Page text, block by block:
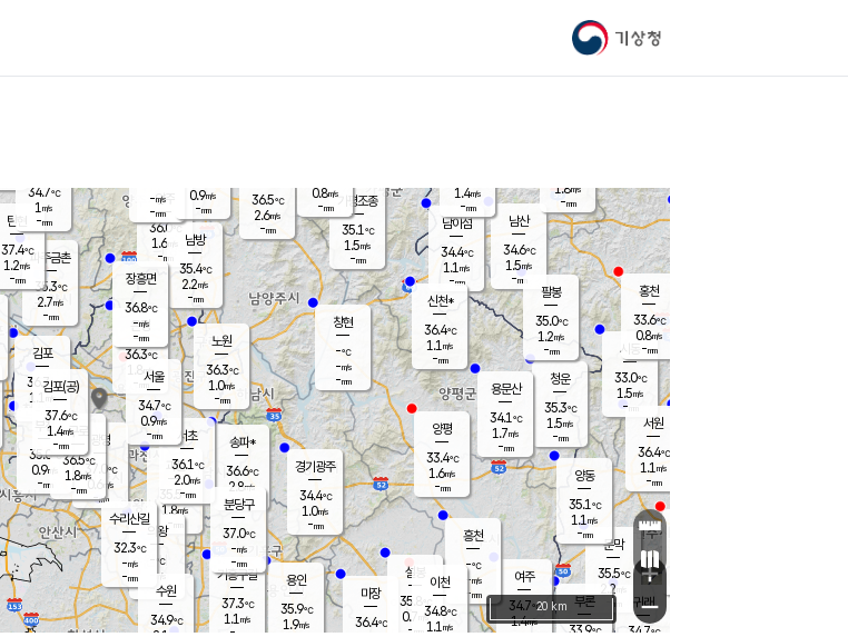
기상청
문막
35.5℃
2.2m/s
mm
남이섬
34.4℃
1.1 m/s
-mm
양주
36.0℃
1.6
-mm
부론
33.9℃
과천
35.5℃
1.8m/s
- mm
남산
34.6℃
1.5m/s
-mm
청운
35.3℃
1.5m/s
-mm
팔봉
35.0℃
1.2m/s
-mm
용인
35.9℃
1.9m/s
여주
34.7℃
1.4m/s
양동
35.1℃
1.1m/s
-mm
경기광주
34.4℃
1.0m/s
-mm
1.4m/s
-mm
파주금촌
35.3℃
2.7m/s
-mm
가평조종
35.1℃
1.5m/s
-mm
36.5℃
2.6m/s
-mm
신천*
36.4℃
1.1 m/s
-mm
창현
-℃
-m/s
-mm
탄현
37.4℃
1.2m/s
-mm
0.8m/s
-mm
흥천
-℃
-m/s
-mm
마장
36.4℃
의왕
- ℃
m/s
mm
김포
36.7℃
1.1 m/s
mm
설봉
35.8
0.7 m/s
- mm
광명
37.0
℃
0.6 m/s
-mm
부천
35.0℃
0.9m/s
-mm
구로
36.5℃
1.8m/s
-mm
은평
36.3℃
1.8 m/s
- mm
노원
36.3℃
1.0m/s
-mm
송파*
36.6℃
2.8m/s
-mm
서초
36.1℃
2.0m/s
-mm
남방
35.4℃
2.2m/s
-mm
기흥구갈
37.3℃
1.1 m/s
-
수리산길
32.3℃
-m/s
-mm
분당구
37.0℃
-m/s
-mm
장흥면
36.8℃
-m/s
-mm
-m/s
-mm
시동
33.0℃
1.5m/s
- mm
귀래
34.7℃
서원
36.4℃
1.1 m/s
-mm
용문산
34.1℃
1.7m/s
-mm
김포(공)
37.6℃
1.4m/s
-mm
홍천
33.6℃
0.8m/s
-mm
이천
34.8℃
1.1 m/s
양평
33.4℃
1.6m/s
-mm
수원
34.9℃
서울
34.7℃
0.9m/s
-mm
1.8m/s
-mm
34.7℃
1 m/s
-mm
0.9m/s
-mm
+
−
20 km